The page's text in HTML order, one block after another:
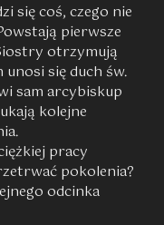
się coś, czego nie
pierwsze
otrzymują
się duch św.
sam arcybiskup
kolejne
pracy
pokolenia?
odcinka